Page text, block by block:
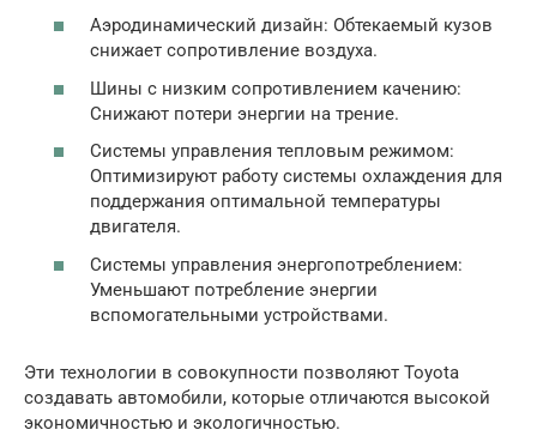
Аэродинамический дизайн: Обтекаемый кузов
снижает сопротивление воздуха.
Шины с низким сопротивлением качению:
Снижают потери энергии на трение.
Системы управления тепловым режимом:
Оптимизируют работу системы охлаждения для
поддержания оптимальной температуры
двигателя.
Системы управления энергопотреблением:
Уменьшают потребление энергии
вспомогательными устройствами.
Эти технологии в совокупности позволяют Toyota
создавать автомобили, которые отличаются высокой
экономичностью и экологичностью.